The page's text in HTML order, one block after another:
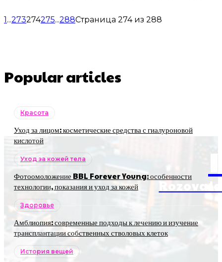
1...273274275...288Страница 274 из 288
Popular articles
Красота
Уход за лицом: косметические средства с гиалуроновой
кислотой
Уход за кожей тела
Фотоомоложение BBL Forever Young: особенности
технологии, показания и уход за кожей
Здоровье
Амблиопия: современные подходы к лечению и изучение
трансплантации собственных стволовых клеток
История вещей